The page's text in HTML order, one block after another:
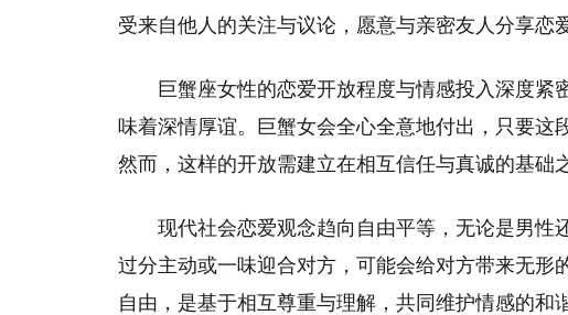
受来自他人的关注与议论，愿意与亲密友人分享恋
巨蟹座女性的恋爱开放程度与情感投入深度
味着深情厚谊。巨蟹女会全心全意地付出，只要这
然而，这样的开放需建立在相互信任与真诚的基础
现代社会恋爱观念趋向自由平等，无论是男性
过分主动或一味迎合对方，可能会给对方带来无形
自由，是基于相互尊重与理解，共同维护情感的和